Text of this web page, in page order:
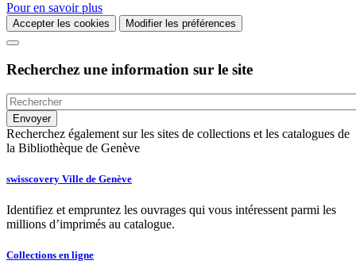
Pour en savoir plus
Accepter les cookies Modifier les préférences
Recherchez une information sur le site
Recherchez également sur les sites de collections et les catalogues de
la Bibliothèque de Genève
swisscovery Ville de Genève
Identifiez et empruntez les ouvrages qui vous intéressent parmi les
millions d’imprimés au catalogue.
Collections en ligne